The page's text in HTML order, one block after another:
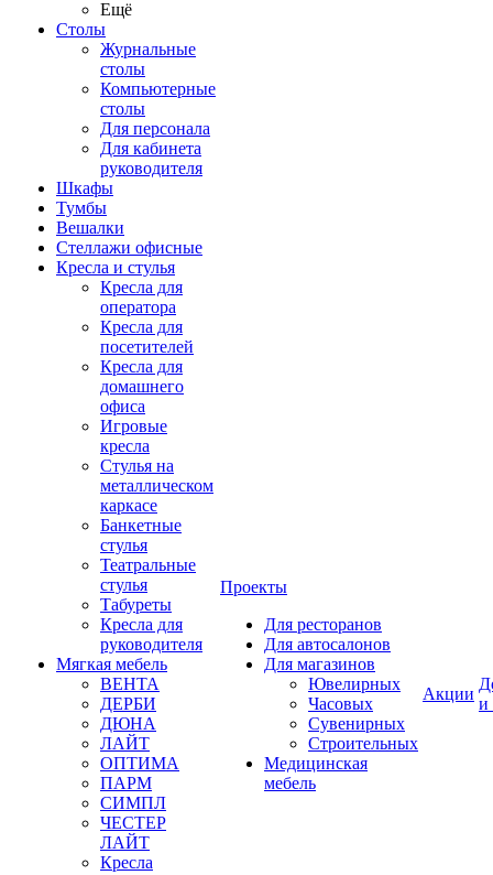
Ещё
Столы
Журнальные
столы
Компьютерные
столы
Для персонала
Для кабинета
руководителя
Шкафы
Тумбы
Вешалки
Стеллажи офисные
Кресла и стулья
Кресла для
оператора
Кресла для
посетителей
Кресла для
домашнего
офиса
Игровые
кресла
Стулья на
металлическом
каркасе
Банкетные
стулья
Театральные
стулья
Табуреты
Кресла для
руководителя
Мягкая мебель
ВЕНТА
ДЕРБИ
ДЮНА
ЛАЙТ
ОПТИМА
ПАРМ
СИМПЛ
ЧЕСТЕР
ЛАЙТ
Кресла
Проекты
Для ресторанов
Для автосалонов
Для магазинов
Ювелирных
Часовых
Сувенирных
Строительных
Медицинская
мебель
Акции
и